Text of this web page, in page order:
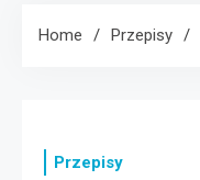
Home Przepisy
Przepisy